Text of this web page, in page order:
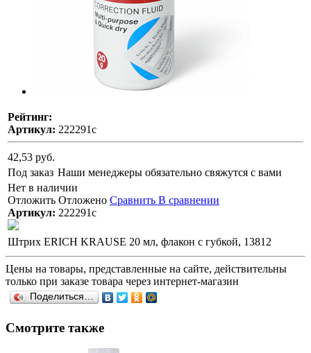
Рейтинг:
Артикул: 222291с
42,53 руб.
Под заказ Наши менеджеры обязательно свяжутся с вами
Нет в наличии
Отложить Отложено Сравнить В сравнении
Артикул: 222291с
Штрих ERICH KRAUSE 20 мл, флакон с губкой, 13812
Цены на товары, представленные на сайте, действительны
только при заказе товара через интернет-магазин
Поделиться…
Смотрите также